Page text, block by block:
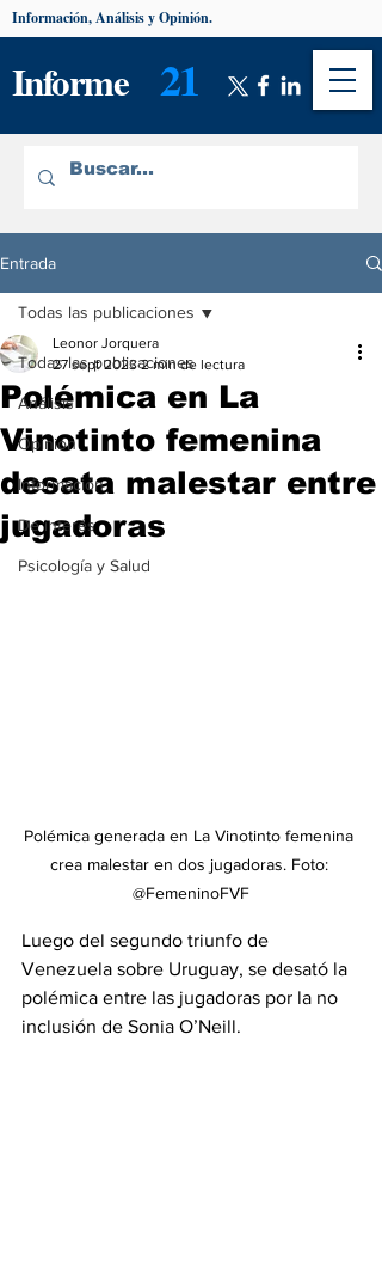
Informe 21
Información, Análisis y Opinión.
Entrada
Todas las publicaciones
Análisis
Opinión
Información
De interés
Psicología y Salud
Todas las publicaciones
Polémica en La
Vinotinto femenina
desata malestar entre
jugadoras
Leonor Jorquera
27 sept 2023 2 min de lectura
Polémica generada en La Vinotinto femenina
crea malestar en dos jugadoras. Foto:
@FemeninoFVF
Luego del segundo triunfo de
Venezuela sobre Uruguay, se desató la
polémica entre las jugadoras por la no
inclusión de Sonia O’Neill.